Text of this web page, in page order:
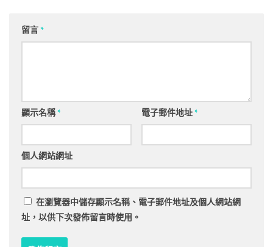
留言*
顯示名稱* 電子郵件地址*
個人網站網址
在瀏覽器中儲存顯示名稱、電子郵件地址及個人網站網
址，以供下次發佈留言時使用。